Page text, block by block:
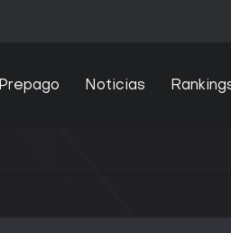
Prepago Noticias